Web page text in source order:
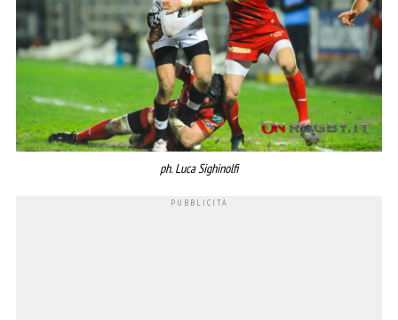
ph. Luca Sighinolfi